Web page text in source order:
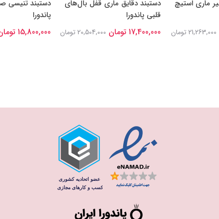
ماری استیچ
21,263,000 تومان
دستبند دقایق ماری قفل بال‌های
قلبی پاندورا
17,400,000 تومان 20,504,000 تومان
دستبند تنیسی
پاندورا
15,800,000 تومان